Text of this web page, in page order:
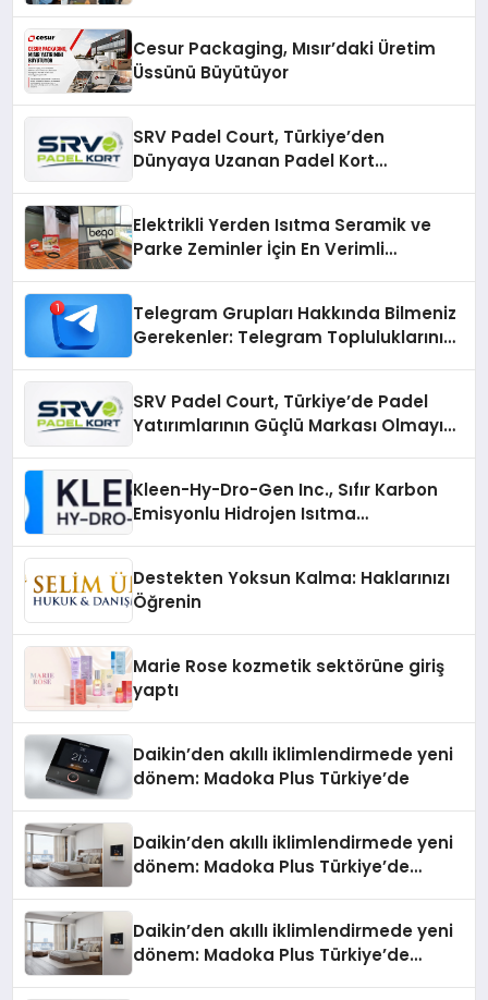
Cesur Packaging, Mısır’daki Üretim
Üssünü Büyütüyor
SRV Padel Court, Türkiye’den
Dünyaya Uzanan Padel Kort
Elektrikli Yerden Isıtma Seramik ve
Parke Zeminler İçin En Verimli
Telegram Grupları Hakkında Bilmeniz
Gerekenler: Telegram Topluluklarını
SRV Padel Court, Türkiye’de Padel
Yatırımlarının Güçlü Markası Olmayı
Kleen-Hy-Dro-Gen Inc., Sıfır Karbon
Emisyonlu Hidrojen Isıtma
Destekten Yoksun Kalma: Haklarınızı
Öğrenin
Marie Rose kozmetik sektörüne giriş
yaptı
Daikin’den akıllı iklimlendirmede yeni
dönem: Madoka Plus Türkiye’de
Daikin’den akıllı iklimlendirmede yeni
dönem: Madoka Plus Türkiye’de
teknolojilerle donatılmış son modeli
VRV kontrol ünitesi Madoka Plus
Türkiye’de satışa sunuldu. Tam
Daikin’den akıllı iklimlendirmede yeni
dönem: Madoka Plus Türkiye’de